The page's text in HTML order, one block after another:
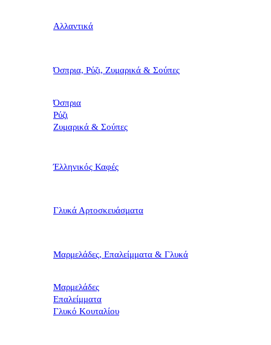
Αλλαντικά
Όσπρια, Ρύζι, Ζυμαρικά & Σούπες
Όσπρια
Ρύζι
Ζυμαρικά & Σούπες
Έλληνικός Καφές
Γλυκά Αρτοσκευάσματα
Μαρμελάδες, Επαλείμματα & Γλυκά
Μαρμελάδες
Επαλείμματα
Γλυκό Κουταλίου